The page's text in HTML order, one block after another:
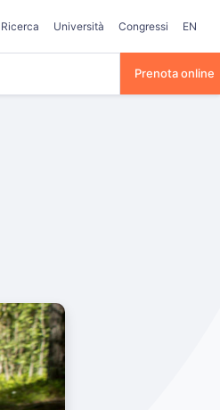
Ricerca Università Congressi EN
Prenota online